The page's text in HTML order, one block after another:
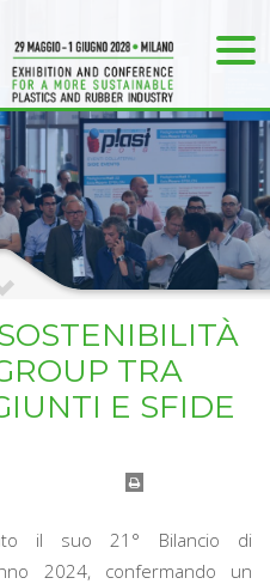
TRA
E SFIDE
il suo 21° Bilancio di
2024, confermando un